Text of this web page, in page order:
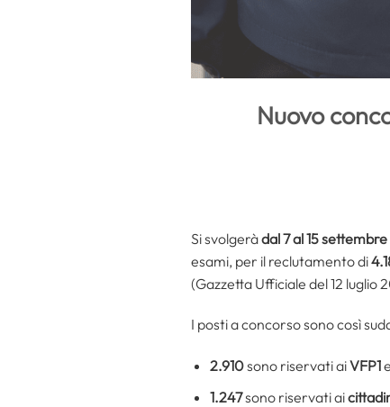
Nuovo
Si svolgeràdal 7 al 15
esami, per il reclutamento di
(Gazzetta Ufficiale del 12 luglio
I posti a concorso sono così
2.910sono riservati aiVFP1
1.247sono riservati ai